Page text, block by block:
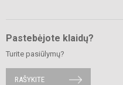
Pastebėjote klaidų?
Turite pasiūlymų?
RAŠYKITE